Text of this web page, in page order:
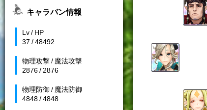
キャラバン情報
Lv / HP
37 / 48492
物理攻撃 / 魔法攻撃
2876 / 2876
物理防御 / 魔法防御
4848 / 4848